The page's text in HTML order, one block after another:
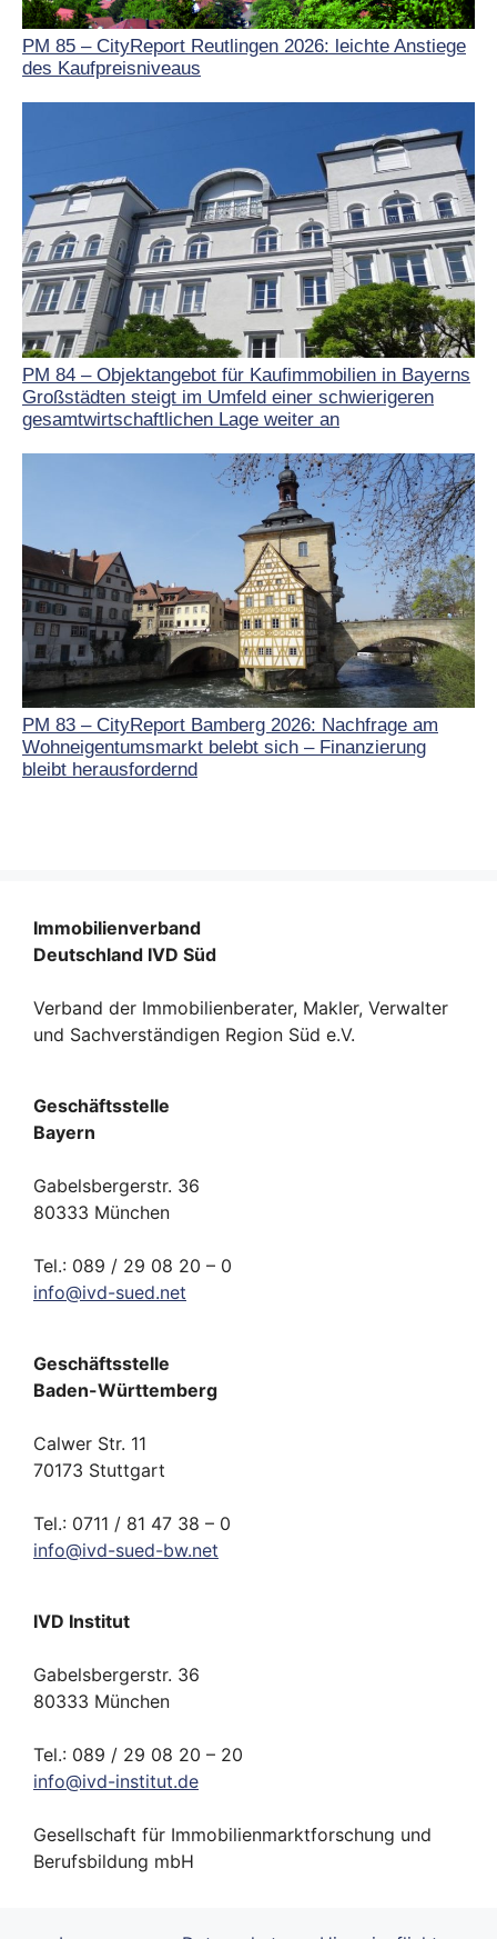
PM 85 – CityReport Reutlingen 2026: leichte Anstiege
des Kaufpreisniveaus
PM 84 – Objektangebot für Kaufimmobilien in Bayerns
Großstädten steigt im Umfeld einer schwierigeren
gesamtwirtschaftlichen Lage weiter an
PM 83 – CityReport Bamberg 2026: Nachfrage am
Wohneigentumsmarkt belebt sich – Finanzierung
bleibt herausfordernd
Immobilienverband
Deutschland IVD Süd
Verband der Immobilienberater, Makler, Verwalter
und Sachverständigen Region Süd e.V.
Geschäftsstelle
Bayern
Gabelsbergerstr. 36
80333 München
Tel.: 089 / 29 08 20 – 0
info@ivd-sued.net
Geschäftsstelle
Baden-Württemberg
Calwer Str. 11
70173 Stuttgart
Tel.: 0711 / 81 47 38 – 0
info@ivd-sued-bw.net
IVD Institut
Gabelsbergerstr. 36
80333 München
Tel.: 089 / 29 08 20 – 20
info@ivd-institut.de
Gesellschaft für Immobilienmarktforschung und
Berufsbildung mbH